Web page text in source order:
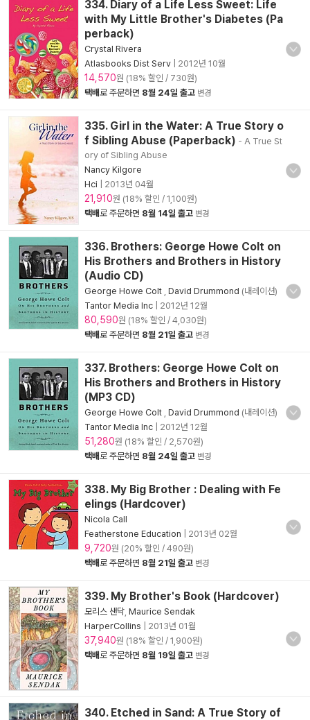
334. Diary of a Life Less Sweet: Life
with My Little Brother's Diabetes (Pa
perback)
Crystal Rivera
Atlasbooks Dist Serv
2012년 10월
14,570원 (18% 할인 / 730원)
택배로 주문하면 8월 24일 출고 변경
335. Girl in the Water: A True Story o
f Sibling Abuse (Paperback) - A True St
ory of Sibling Abuse
Nancy Kilgore
Hci
2013년 04월
21,910원 (18% 할인 / 1,100원)
택배로 주문하면 8월 14일 출고 변경
336. Brothers: George Howe Colt on
His Brothers and Brothers in History
(Audio CD)
George Howe Colt David Drummond (내레이션)
Tantor Media Inc
2012년 12월
80,590원 (18% 할인 / 4,030원)
택배로 주문하면 8월 21일 출고 변경
337. Brothers: George Howe Colt on
His Brothers and Brothers in History
(MP3 CD)
George Howe Colt David Drummond (내레이션)
Tantor Media Inc
2012년 12월
51,280원 (18% 할인 / 2,570원)
택배로 주문하면 8월 24일 출고 변경
338. My Big Brother : Dealing with Fe
elings (Hardcover)
Nicola Call
Featherstone Education
2013년 02월
9,720원 (20% 할인 / 490원)
택배로 주문하면 8월 21일 출고 변경
339. My Brother's Book (Hardcover)
모리스 샌닥 Maurice Sendak
HarperCollins
2013년 01월
37,940원 (18% 할인 / 1,900원)
택배로 주문하면 8월 19일 출고 변경
340. Etched in Sand: A True Story of